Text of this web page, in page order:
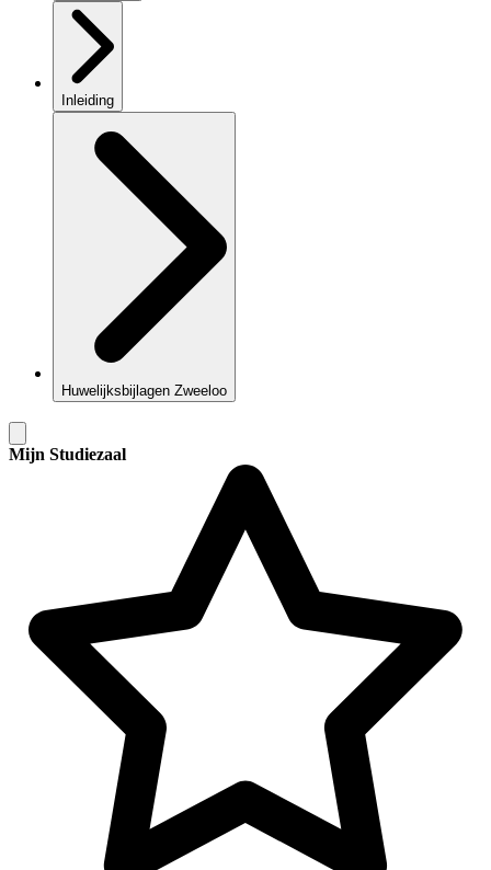
Inleiding
Huwelijksbijlagen Zweeloo
Mijn Studiezaal